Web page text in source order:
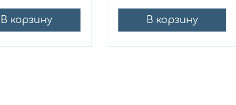
В корзину В корзину